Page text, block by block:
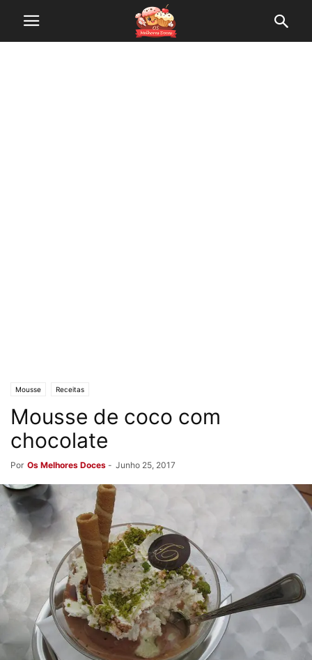
Mousse Receitas
Mousse de coco com
chocolate
Por Os Melhores Doces - Junho 25, 2017